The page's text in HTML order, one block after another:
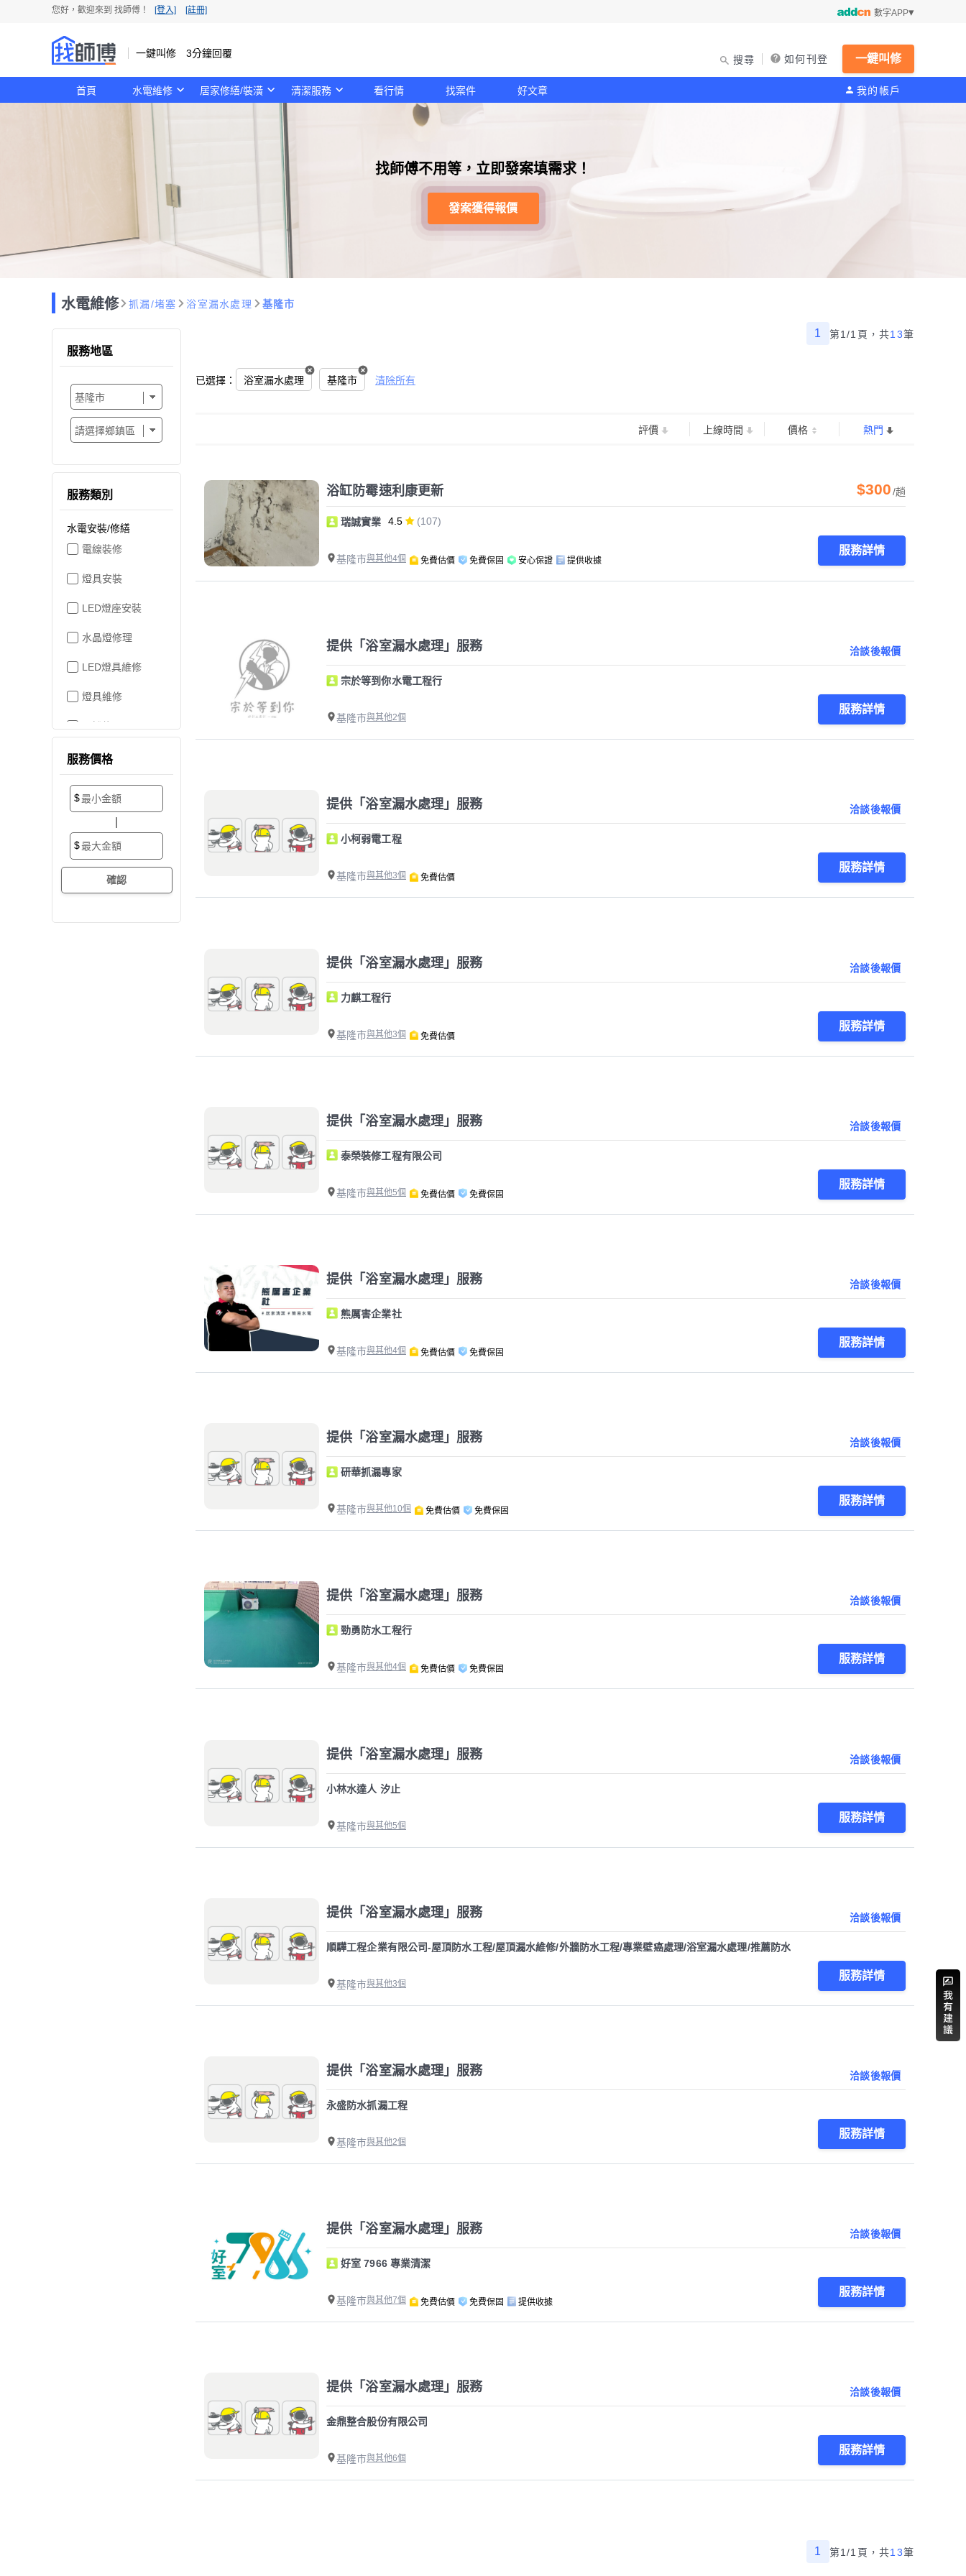
您好，歡迎來到 找師傅！ [登入] [註冊] 數字APP
一鍵叫修 3分鐘回覆
搜尋 如何刊登 一鍵叫修
首頁 水電維修 居家修繕/裝潢 清潔服務 看行情 找案件 好文章 我的帳戶
找師傅不用等，立即發案填需求！
發案獲得報價
水電維修 抓漏/堵塞 浴室漏水處理 基隆市
1 第1/1頁， 共13筆
已選擇： 浴室漏水處理 基隆市 清除所有
服務地區
服務類別
水電安裝/修繕
電線裝修
燈具安裝
LED燈座安裝
水晶燈修理
LED燈具維修
燈具維修
家電維修
洗衣機裝修
加壓/抽水馬達
抽水馬達
加壓馬達
服務價格
$
$
評價 上線時間 價格 熱門
浴缸防霉速利康更新 $300/趟
瑞誠實業 4.5 (107)
基隆市與其他4個 免費估價 免費保固 安心保證 提供收據
服務詳情
提供「浴室漏水處理」服務 洽談後報價
宗於等到你水電工程行
基隆市與其他2個
服務詳情
提供「浴室漏水處理」服務 洽談後報價
小柯弱電工程
基隆市與其他3個 免費估價
服務詳情
提供「浴室漏水處理」服務 洽談後報價
力麒工程行
基隆市與其他3個 免費估價
服務詳情
提供「浴室漏水處理」服務 洽談後報價
泰榮裝修工程有限公司
基隆市與其他5個 免費估價 免費保固
服務詳情
提供「浴室漏水處理」服務 洽談後報價
熊厲害企業社
基隆市與其他4個 免費估價 免費保固
服務詳情
提供「浴室漏水處理」服務 洽談後報價
研華抓漏專家
基隆市與其他10個 免費估價 免費保固
服務詳情
提供「浴室漏水處理」服務 洽談後報價
勁勇防水工程行
基隆市與其他4個 免費估價 免費保固
服務詳情
提供「浴室漏水處理」服務 洽談後報價
小林水達人 汐止
基隆市與其他5個
服務詳情
提供「浴室漏水處理」服務 洽談後報價
順驊工程企業有限公司-屋頂防水工程/屋頂漏水維修/外牆防水工程/專業壁癌處理/浴室漏水處理/推薦防水
基隆市與其他3個
服務詳情
提供「浴室漏水處理」服務 洽談後報價
永盛防水抓漏工程
基隆市與其他2個
服務詳情
提供「浴室漏水處理」服務 洽談後報價
好室 7966 專業清潔
基隆市與其他7個 免費估價 免費保固 提供收據
服務詳情
提供「浴室漏水處理」服務 洽談後報價
金鼎整合股份有限公司
基隆市與其他6個
服務詳情
1 第1/1頁， 共13筆